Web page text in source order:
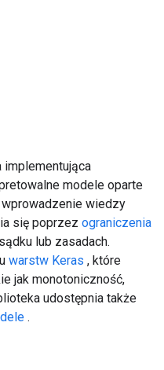
modele oparte
wiedzy
się poprzez ograniczenia
lub zasadach.
warstw Keras , które
jak monotoniczność,
udostępnia także
.